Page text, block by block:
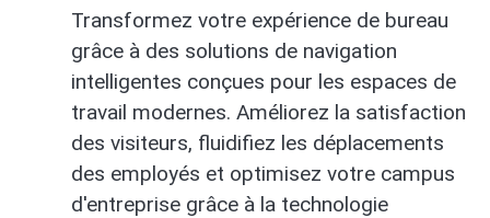
Transformez votre expérience de bureau
grâce à des solutions de navigation
intelligentes conçues pour les espaces de
travail modernes. Améliorez la satisfaction
des visiteurs, fluidifiez les déplacements
des employés et optimisez votre campus
d'entreprise grâce à la technologie